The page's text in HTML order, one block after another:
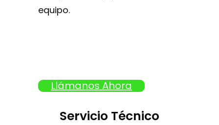
equipo.
Llámanos Ahora
Servicio Técnico